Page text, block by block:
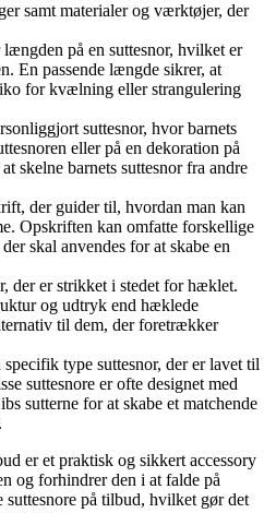
samt materialer og værktøjer, der
på en suttesnor, hvilket er
En passende længde sikrer, at
for kvælning eller strangulering
suttesnor, hvor barnets
eller på en dekoration på
skelne barnets suttesnor fra andre
der guider til, hvordan man kan
Opskriften kan omfatte forskellige
skal anvendes for at skabe en
der er strikket i stedet for hæklet.
og udtryk end hæklede
til dem, der foretrækker
type suttesnor, der er lavet til
suttesnore er ofte designet med
sutterne for at skabe et matchende
er et praktisk og sikkert accessory
og forhindrer den i at falde på
på tilbud, hvilket gør det